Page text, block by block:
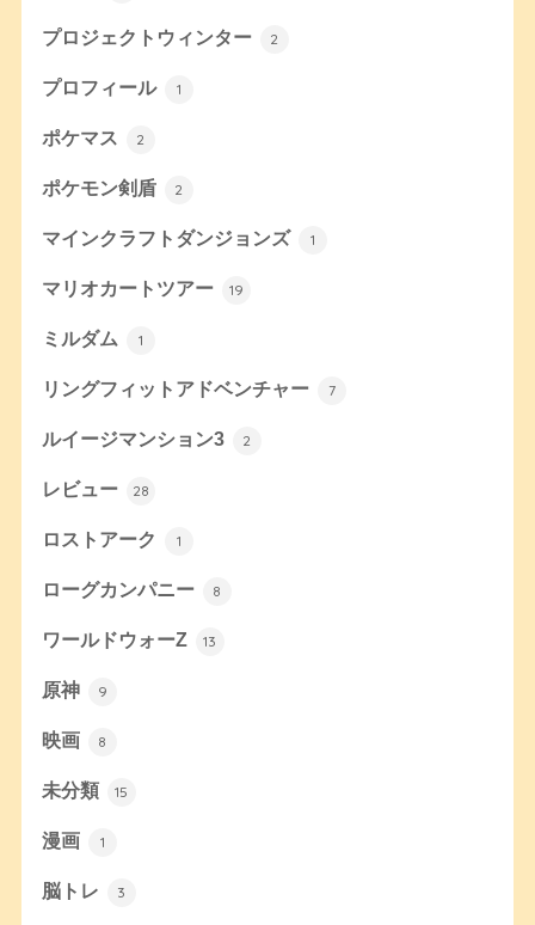
プロジェクトウィンター 2
プロフィール 1
ポケマス 2
ポケモン剣盾 2
マインクラフトダンジョンズ 1
マリオカートツアー 19
ミルダム 1
リングフィットアドベンチャー 7
ルイージマンション3 2
レビュー 28
ロストアーク 1
ローグカンパニー 8
ワールドウォーZ 13
原神 9
映画 8
未分類 15
漫画 1
脳トレ 3